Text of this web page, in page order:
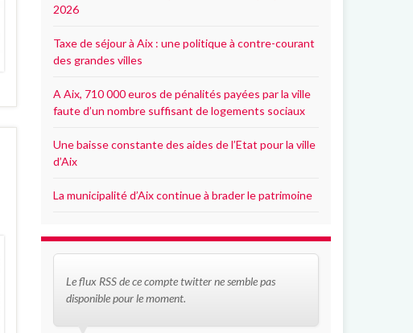
2026
Taxe de séjour à Aix : une politique à contre-courant
des grandes villes
A Aix, 710 000 euros de pénalités payées par la ville
faute d’un nombre suffisant de logements sociaux
Une baisse constante des aides de l’Etat pour la ville
d’Aix
La municipalité d’Aix continue à brader le patrimoine
Le flux RSS de ce compte twitter ne semble pas
disponible pour le moment.